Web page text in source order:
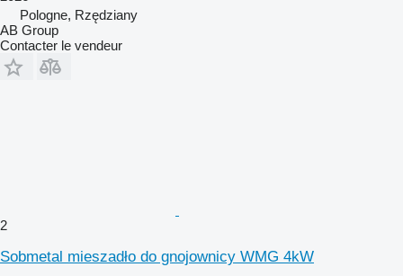
Pologne, Rzędziany
AB Group
Contacter le vendeur
2
Sobmetal mieszadło do gnojownicy WMG 4kW